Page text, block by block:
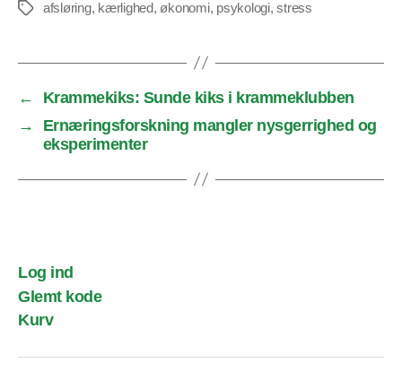
Tagsafsløring, kærlighed, økonomi, psykologi,stress
←
Krammekiks: Sunde kiks i krammeklubben
→
Ernæringsforskning mangler nysgerrighed og
eksperimenter
Log ind
Glemt kode
Kurv